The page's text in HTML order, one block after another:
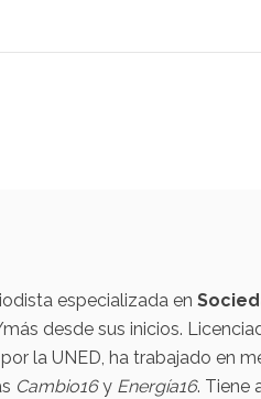
especializada en
desde sus inicios.
la UNED, ha trabajado en
Cambio16y Energía16. Tiene